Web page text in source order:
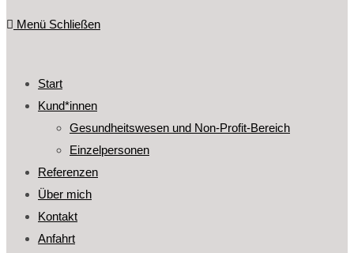
Menü Schließen
Start
Kund*innen
Gesundheitswesen und Non-Profit-Bereich
Einzelpersonen
Referenzen
Über mich
Kontakt
Anfahrt